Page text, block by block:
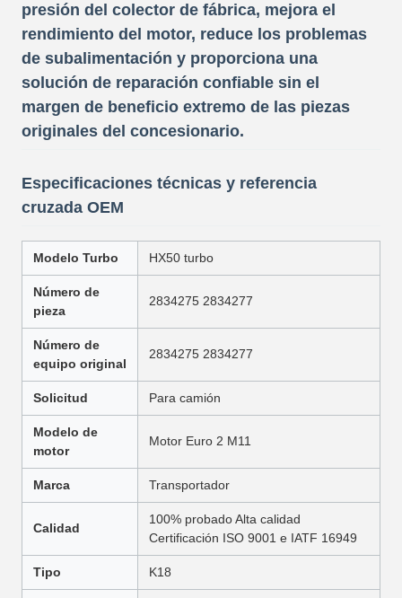
presión del colector de fábrica, mejora el
rendimiento del motor, reduce los problemas
de subalimentación y proporciona una
solución de reparación confiable sin el
margen de beneficio extremo de las piezas
originales del concesionario.
Especificaciones técnicas y referencia
cruzada OEM
Modelo Turbo HX50 turbo
Número de
pieza
2834275 2834277
Número de
equipo original
2834275 2834277
Solicitud Para camión
Modelo de
motor
Motor Euro 2 M11
Marca Transportador
Calidad
100% probado Alta calidad
Certificación ISO 9001 e IATF 16949
Tipo K18